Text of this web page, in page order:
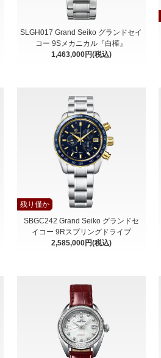
SLGH017 Grand Seiko グランドセイ
コー 9Sメカニカル『白樺』
1,463,000円(税込)
残り僅か
SBGC242 Grand Seiko グランドセ
イコー 9Rスプリングドライブ
2,585,000円(税込)